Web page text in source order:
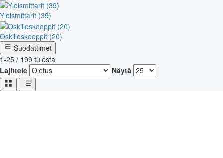
Yleismittarit (39)
Oskilloskooppit (20)
Suodattimet
1-25 / 199 tulosta
Lajittele
Näytä